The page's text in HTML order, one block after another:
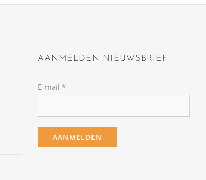
AANMELDEN NIEUWSBRIEF
E-mail *